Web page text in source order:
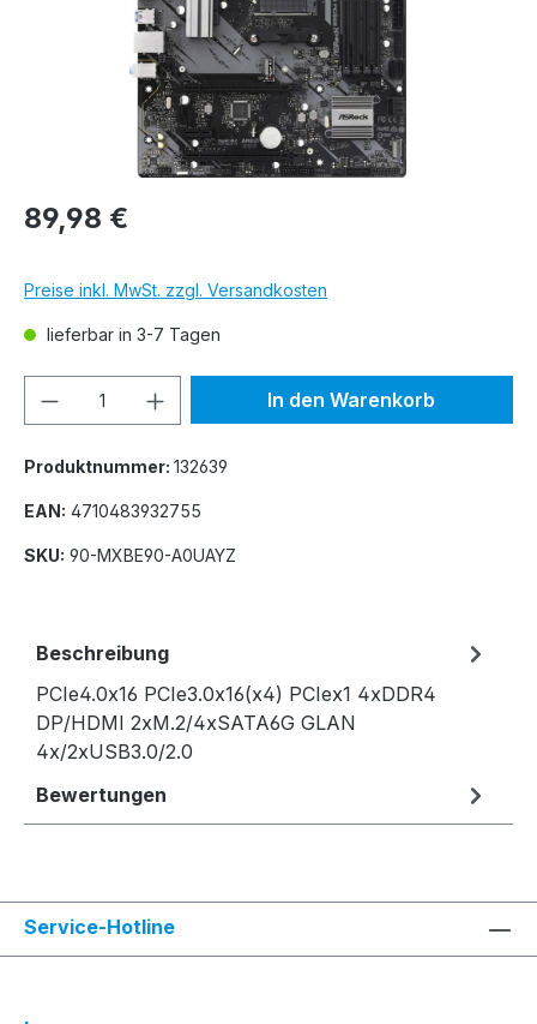
89,98 €
Preise inkl. MwSt. zzgl. Versandkosten
lieferbar in 3-7 Tagen
Produkt Anzahl: Gib denIn den Warenkorb
Produktnummer: 132639
EAN: 4710483932755
SKU: 90-MXBE90-A0UAYZ
Beschreibung
PCIe4.0x16 PCIe3.0x16(x4) PCIex1 4xDDR4
DP/HDMI 2xM.2/4xSATA6G GLAN
4x/2xUSB3.0/2.0
Bewertungen
Service-Hotline